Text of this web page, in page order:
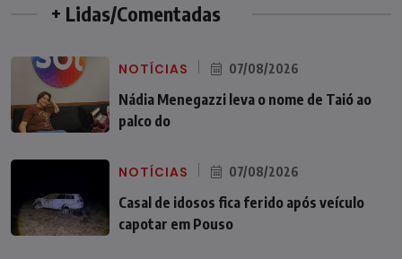
+ Lidas/Comentadas
NOTÍCIAS 07/08/2026
Nádia Menegazzi leva o nome de Taió ao
palco do
NOTÍCIAS 07/08/2026
Casal de idosos fica ferido após veículo
capotar em Pouso